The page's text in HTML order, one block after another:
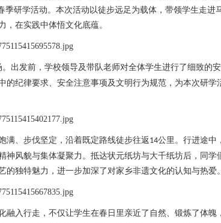
季研学活动。本次活动以徒步远足为载体，带领学生走进
，在实践中体悟文化底蕴。
出发前，学校领导及带队老师对全体学生进行了细致的安
的纪律要求、安全注意事项及文明行为规范，为本次研学
满、步伐坚定，沿着既定路线徒步往返 14公里。行进途中，
神风貌与集体凝聚力。抵达状元纸坊与大千纸坊后，同学
独特魅力，进一步加深了对家乡非遗文化的认知与热爱。
融入行走，不仅让学生在春日里亲近了自然、锻炼了体魄，